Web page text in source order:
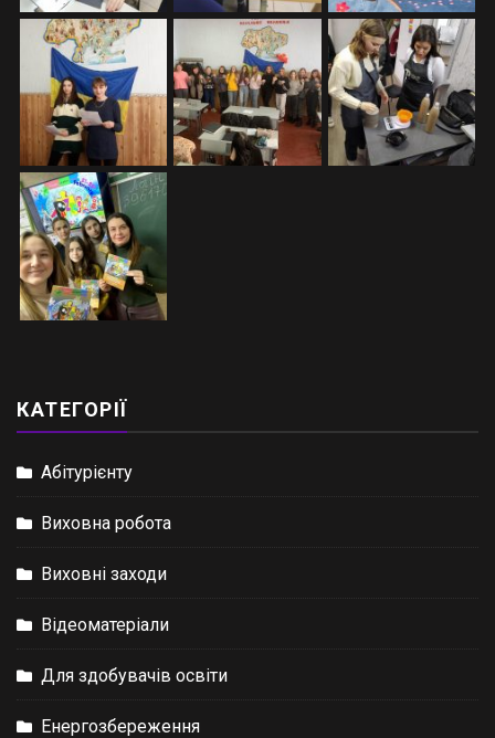
КАТЕГОРІЇ
Абітурієнту
Виховна робота
Виховні заходи
Відеоматеріали
Для здобувачів освіти
Енергозбереження